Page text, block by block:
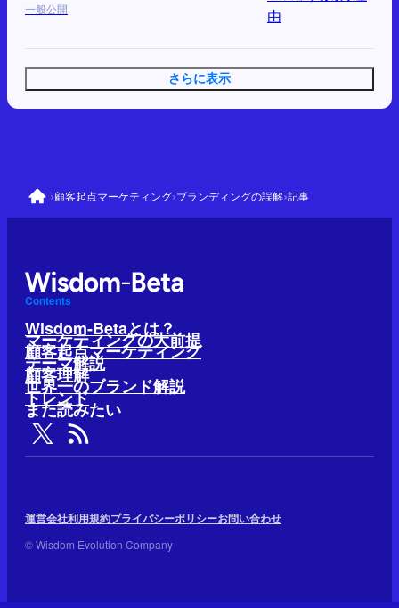
一般公開
さらに表示
›顧客起点マーケティング›ブランディングの誤解›記事
Contents
Wisdom-Betaとは？
マーケティングの大前提
顧客起点マーケティング
テーマ解説
顧客理解
世界一のブランド解説
トレンド
また読みたい
運営会社利用規約プライバシーポリシーお問い合わせ
© Wisdom Evolution Company